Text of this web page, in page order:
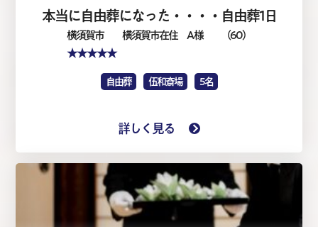
本当に自由葬になった・・・・自由葬1日
横須賀市 横須賀市在住 A 様 （60）
★★★★★
自由葬 伍和斎場 5名
詳しく見る